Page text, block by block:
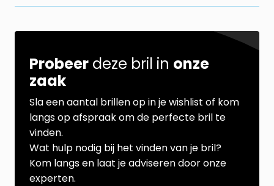
Probeer deze bril in onze
zaak
Sla een aantal brillen op in je wishlist of kom
langs op afspraak om de perfecte bril te
vinden.
Wat hulp nodig bij het vinden van je bril?
Kom langs en laat je adviseren door onze
experten.